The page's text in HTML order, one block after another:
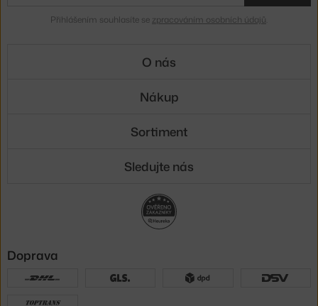
Přihlášením souhlasíte se zpracováním osobních údajů
O nás
Nákup
Sortiment
Sledujte nás
Doprava